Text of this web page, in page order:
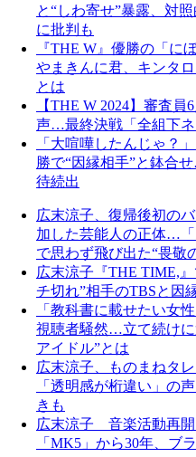
と“しわ寄せ”暴露、対
に批判も
『THE W』優勝の「に
やまきんに君、キンタ
とは
【THE W 2024】審査
声…最終決戦「全組下ネ
「大喧嘩したんじゃ？
勝で“因縁相手”と鉢合
待続出
広末涼子、復帰後初の
加した芸能人の正体…
で思わず飛び出た“畏敬
広末涼子『THE TIME,
チ切れ”相手のTBSと因
「教科書に載せたい女
視聴者騒然…立て続け
アイドル”とは
広末涼子、ものまねタ
「透明感が桁違い」の
きも
広末涼子 音楽活動再
「MK5」から30年、ブ